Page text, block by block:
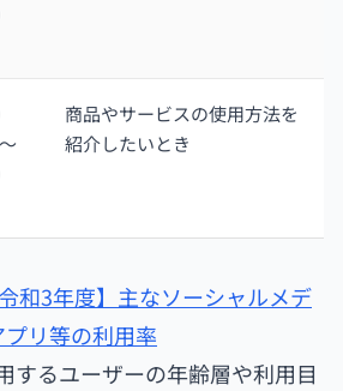
商品やサービスの使用方法を
紹介したいとき
和3年度】主なソーシャルメデ
リ等の利用率
するユーザーの年齢層や利用目